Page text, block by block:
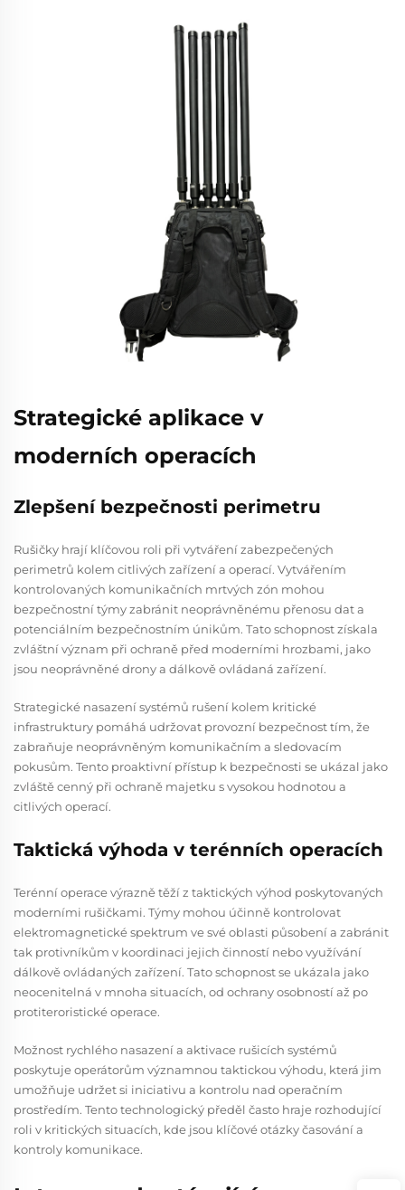
Strategické aplikace v
moderních operacích
Zlepšení bezpečnosti perimetru
Rušičky hrají klíčovou roli při vytváření zabezpečených
perimetrů kolem citlivých zařízení a operací. Vytvářením
kontrolovaných komunikačních mrtvých zón mohou
bezpečnostní týmy zabránit neoprávněnému přenosu dat a
potenciálním bezpečnostním únikům. Tato schopnost získala
zvláštní význam při ochraně před moderními hrozbami, jako
jsou neoprávněné drony a dálkově ovládaná zařízení.
Strategické nasazení systémů rušení kolem kritické
infrastruktury pomáhá udržovat provozní bezpečnost tím, že
zabraňuje neoprávněným komunikačním a sledovacím
pokusům. Tento proaktivní přístup k bezpečnosti se ukázal jako
zvláště cenný při ochraně majetku s vysokou hodnotou a
citlivých operací.
Taktická výhoda v terénních operacích
Terénní operace výrazně těží z taktických výhod poskytovaných
moderními rušičkami. Týmy mohou účinně kontrolovat
elektromagnetické spektrum ve své oblasti působení a zabránit
tak protivníkům v koordinaci jejich činností nebo využívání
dálkově ovládaných zařízení. Tato schopnost se ukázala jako
neocenitelná v mnoha situacích, od ochrany osobností až po
protiteroristické operace.
Možnost rychlého nasazení a aktivace rušicích systémů
poskytuje operátorům významnou taktickou výhodu, která jim
umožňuje udržet si iniciativu a kontrolu nad operačním
prostředím. Tento technologický předěl často hraje rozhodující
roli v kritických situacích, kde jsou klíčové otázky časování a
kontroly komunikace.